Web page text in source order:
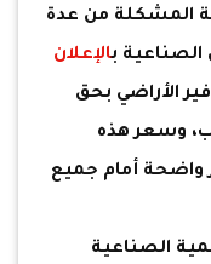
المشكلة من عدة
بالإعلان
الأراضي بحق
وسعر هذه
واضحة أمام جميع
الصناعية